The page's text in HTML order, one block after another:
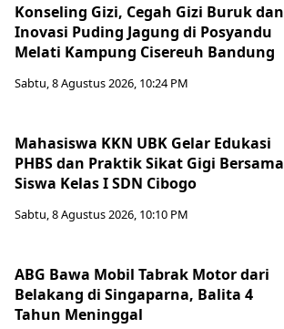
Konseling Gizi, Cegah Gizi Buruk dan
Inovasi Puding Jagung di Posyandu
Melati Kampung Cisereuh Bandung
Sabtu, 8 Agustus 2026, 10:24 PM
Mahasiswa KKN UBK Gelar Edukasi
PHBS dan Praktik Sikat Gigi Bersama
Siswa Kelas I SDN Cibogo
Sabtu, 8 Agustus 2026, 10:10 PM
ABG Bawa Mobil Tabrak Motor dari
Belakang di Singaparna, Balita 4
Tahun Meninggal